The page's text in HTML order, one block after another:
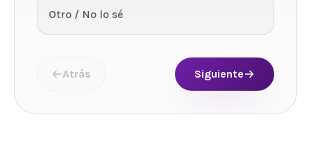
Otro / No lo sé
Atrás Siguiente